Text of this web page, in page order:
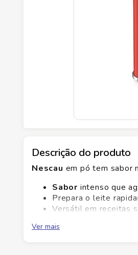
Descrição do produto
Nescau em pó tem sabor
Sabor intenso que
Prepara o leite
Versátil em receitas
Ver mais